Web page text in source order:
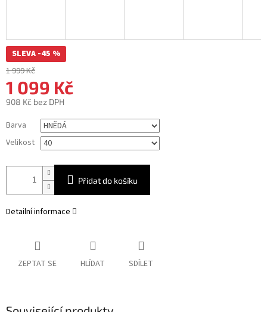
SLEVA -45 %
1 999 Kč
1 099 Kč
908 Kč bez DPH
cena:
Barva
Velikost
Přidat do košíku
Detailní informace
ZEPTAT SE HLÍDAT SDÍLET